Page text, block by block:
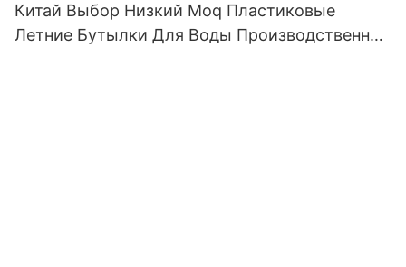
Китай Выбор Низкий Moq Пластиковые
Летние Бутылки Для Воды Производственная
Линия Бутылка Для Воды С Соломенной